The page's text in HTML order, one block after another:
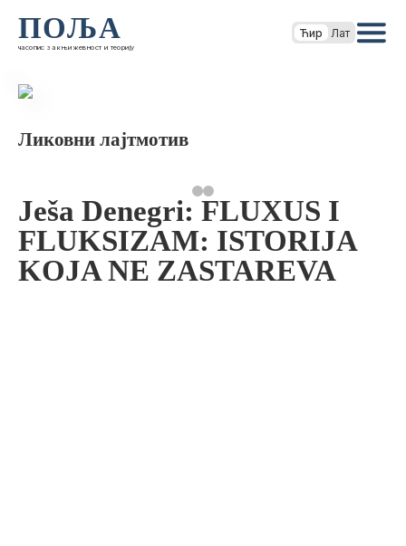
ПОЉА
часопис за књижевност и теорију
Ћир Лат
Ликовни лајтмотив
Ješa Denegri: FLUXUS I
FLUKSIZAM: ISTORIJA
KOJA NE ZASTAREVA